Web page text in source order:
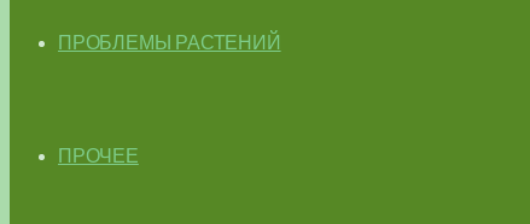
ПРОБЛЕМЫ РАСТЕНИЙ
ПРОЧЕЕ